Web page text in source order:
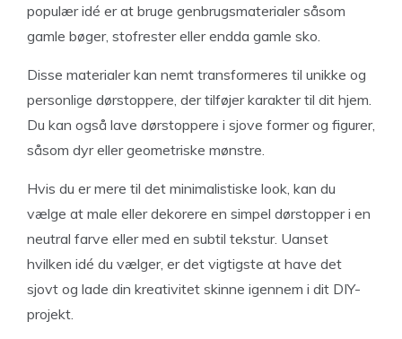
populær idé er at bruge genbrugsmaterialer såsom
gamle bøger, stofrester eller endda gamle sko.
Disse materialer kan nemt transformeres til unikke og
personlige dørstoppere, der tilføjer karakter til dit hjem.
Du kan også lave dørstoppere i sjove former og figurer,
såsom dyr eller geometriske mønstre.
Hvis du er mere til det minimalistiske look, kan du
vælge at male eller dekorere en simpel dørstopper i en
neutral farve eller med en subtil tekstur. Uanset
hvilken idé du vælger, er det vigtigste at have det
sjovt og lade din kreativitet skinne igennem i dit DIY-
projekt.